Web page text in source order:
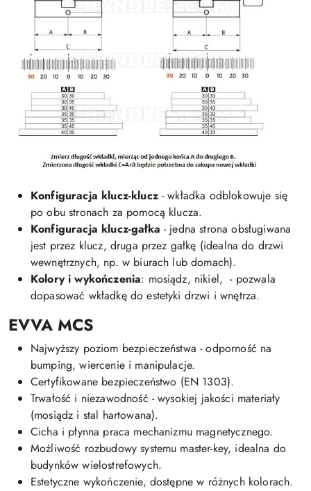
Konfiguracja klucz-klucz- wkładka odblokowuje się
po obu stronach za pomocą klucza.
Konfiguracja klucz-gałka - jedna strona obsługiwana
jest przez klucz, druga przez gałkę (idealna do drzwi
wewnętrznych, np. w biurach lub domach).
Kolory i wykończenia: mosiądz, nikiel, - pozwala
dopasować wkładkę do estetyki drzwi i wnętrza.
EVVA MCS
Najwyższy poziom bezpieczeństwa - odporność na
bumping, wiercenie i manipulacje.
Certyfikowane bezpieczeństwo (EN 1303).
Trwałość i niezawodność - wysokiej jakości materiały
(mosiądz i stal hartowana).
Cicha i płynna praca mechanizmu magnetycznego.
Możliwość rozbudowy systemu master-key, idealna do
budynków wielostrefowych.
Estetyczne wykończenie, dostępne w różnych kolorach.